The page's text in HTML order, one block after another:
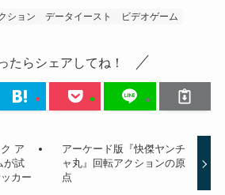
ション データイースト ビデオゲーム
たらシェアしてね！
ア
が試
カー
アーケード版『快傑ヤンチ
ャ丸』回転アクションの原
点